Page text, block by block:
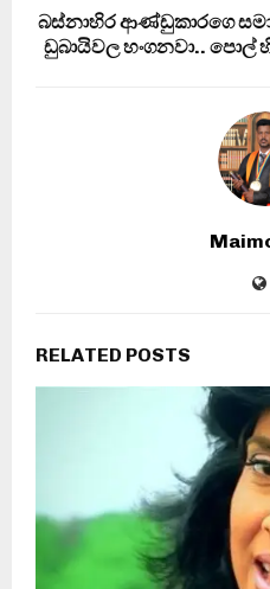
බස්නාහිර ආණ්ඩුකාරගෙ
ඩුබායිවල හංගනවා..
RELATED POSTS